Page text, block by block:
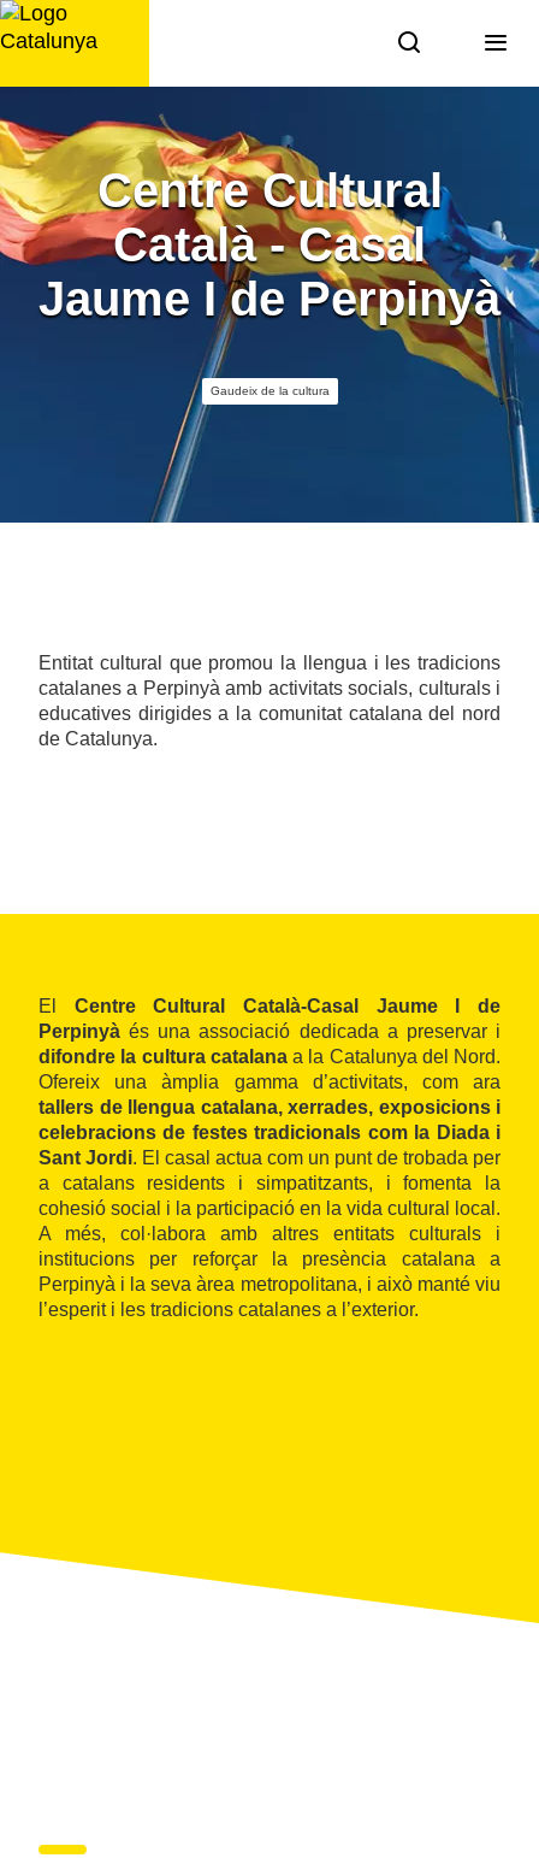
Saltar
al
Centre Cultural
Català - Casal
Jaume I de Perpinyà
Gaudeix de la cultura
Entitat cultural que promou la llengua i les tradicions
catalanes a Perpinyà amb activitats socials, culturals i
educatives dirigides a la comunitat catalana del nord
de Catalunya.
El Centre Cultural Català-Casal Jaume I de
Perpinyà és una associació dedicada a preservar i
difondre la cultura catalanaa la Catalunya del Nord.
Ofereix una àmplia gamma d’activitats, com ara
tallers de llengua catalana, xerrades, exposicions i
celebracions de festes tradicionals com la Diada i
Sant Jordi. El casal actua com un punt de trobada per
a catalans residents i simpatitzants, i fomenta la
cohesió social i la participació en la vida cultural local.
A més, col·labora amb altres entitats culturals i
institucions per reforçar la presència catalana a
Perpinyà i la seva àrea metropolitana, i això manté viu
l’esperit i les tradicions catalanes a l’exterior.